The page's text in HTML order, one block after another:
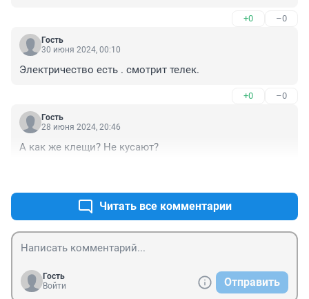
,орехи , чистая вода . Дрова заготавливают , огород
вскапывают ,заселили мужика соседом , верующего
для помощи.
+0 –0
Гость
30 июня 2024, 00:10
Электричество есть . смотрит телек.
+0 –0
Гость
28 июня 2024, 20:46
А как же клещи? Не кусают?
Читать все комментарии
Гость
Войти
Отправить